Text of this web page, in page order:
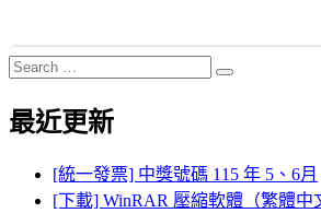
Search
for:
Search
最近更新
[統一發票] 中獎號碼 115 年 5、6月
[下載] WinRAR 壓縮軟體（繁體中